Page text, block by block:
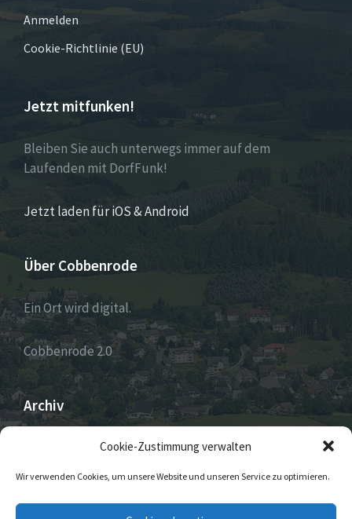
Cookie-Zustimmung verwalten
Wir verwenden Cookies, um unsere Website und unseren Service zu optimieren.
Anmelden
Cookie-Richtlinie (EU)
Jetzt mitfunken!
Bleiben Sie auch unterwegs immer auf dem
Laufenden mit DorfFunk!
Jetzt laden für iOS & Android
Über Cobbenrode
Ein Ort wird digital.
Cobbenrode 2.0
Archiv
Facebook Twitter Instagram